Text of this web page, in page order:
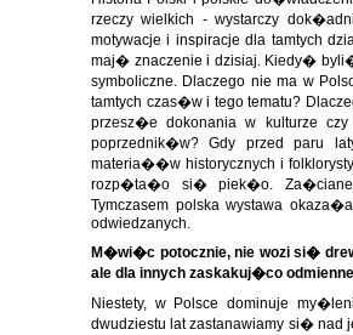
rzeczy wielkich - wystarczy
motywacje i inspiracje dla tamtych
maj� znaczenie i dzisiaj. Kiedy�
symboliczne. Dlaczego nie ma w
tamtych czas�w i tego tematu?
przesz�e dokonania w kulturze
poprzednik�w? Gdy przed paru
materia��w historycznych i
rozp�ta�o si� piek�o.
Tymczasem polska wystawa
odwiedzanych.
M�wi�c potocznie, nie wozi si�
ale dla innych zaskakuj�co
Niestety, w Polsce dominuje
dwudziestu lat zastanawiamy si�